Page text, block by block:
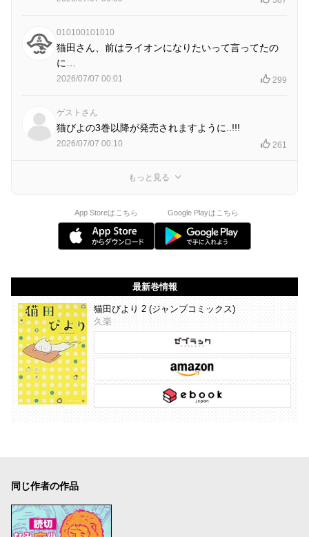
010100101010
猫田さん、前はライオンになりたいって言ってたの
に…
2026/07/07 00:01 299
ゲストさん
猫びよの3巻以降が発売されますように..!!!
2026/07/07 00:10 261
もっと見る
App Storeはこちら Google Playはこちら
最新巻情報
猫田びより 2 (ジャンプコミックス)
久楽
同じ作者の作品